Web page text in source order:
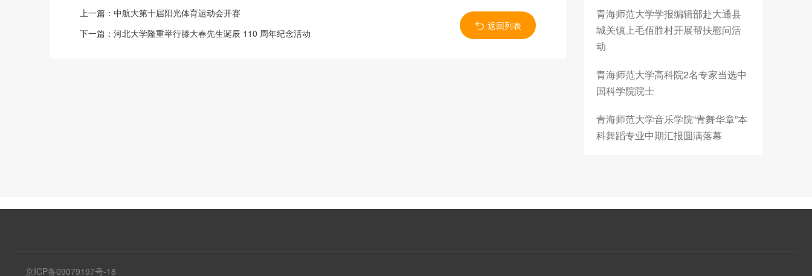
上一篇： 中航大第十届阳光体育运动会开赛
下一篇： 河北大学隆重举行滕大春先生诞辰 110 周年纪念活动
返回列表
青海师范大学学报编辑部赴大通县
城关镇上毛佰胜村开展帮扶慰问活
动
青海师范大学高科院2名专家当选中
国科学院院士
青海师范大学音乐学院“青舞华章”本
科舞蹈专业中期汇报圆满落幕
京ICP备09079197号-18